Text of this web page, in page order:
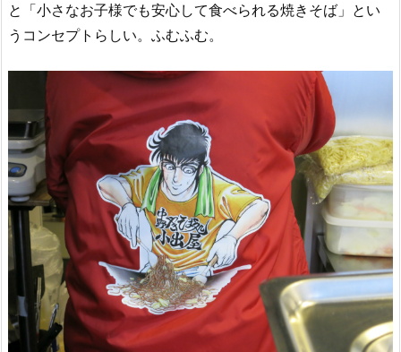
と「小さなお子様でも安心して食べられる焼きそば」とい
うコンセプトらしい。ふむふむ。